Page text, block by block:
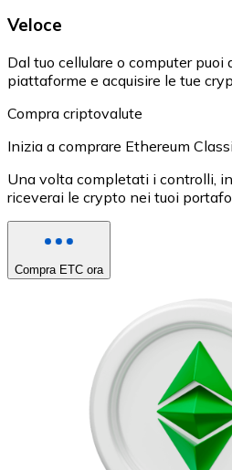
Veloce
Dal tuo cellulare o computer puoi
piattaforme e acquisire le tue
Compra criptovalute
Inizia a comprare Ethereum
Una volta completati i controlli,
riceverai le crypto nei tuoi
Compra ETC ora